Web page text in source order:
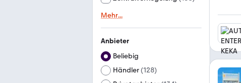
Mehr...
Anbieter
Beliebig
Händler(128)